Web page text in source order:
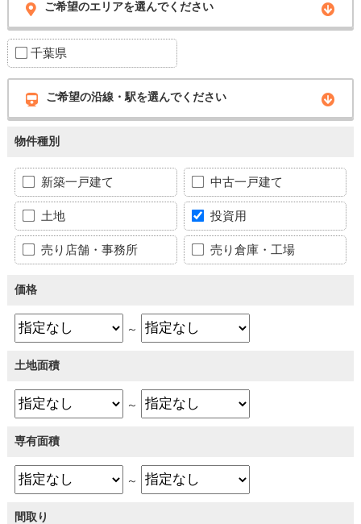
ご希望のエリアを選んでください
千葉県
ご希望の沿線・駅を選んでください
物件種別
新築一戸建て 中古一戸建て
土地 投資用
売り店舗・事務所 売り倉庫・工場
価格
～
土地面積
～
専有面積
～
間取り